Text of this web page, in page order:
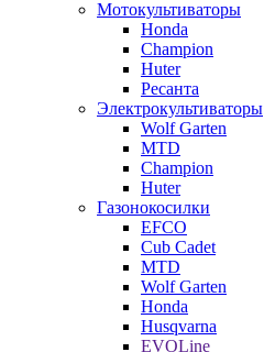
Мотокультиваторы
Honda
Champion
Huter
Ресанта
Электрокультиваторы
Wolf Garten
MTD
Champion
Huter
Газонокосилки
EFCO
Cub Cadet
MTD
Wolf Garten
Honda
Husqvarna
EVOLine